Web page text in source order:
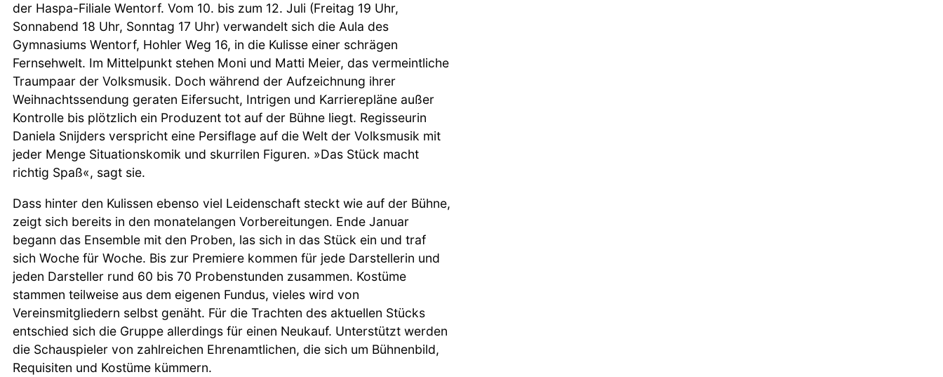
der Haspa-Filiale Wentorf. Vom 10. bis zum 12. Juli (Freitag 19 Uhr,
Sonnabend 18 Uhr, Sonntag 17 Uhr) verwandelt sich die Aula des
Gymnasiums Wentorf, Hohler Weg 16, in die Kulisse einer schrägen
Fernsehwelt. Im Mittelpunkt stehen Moni und Matti Meier, das vermeintliche
Traumpaar der Volksmusik. Doch während der Aufzeichnung ihrer
Weihnachtssendung geraten Eifersucht, Intrigen und Karrierepläne außer
Kontrolle bis plötzlich ein Produzent tot auf der Bühne liegt. Regisseurin
Daniela Snijders verspricht eine Persiflage auf die Welt der Volksmusik mit
jeder Menge Situationskomik und skurrilen Figuren. »Das Stück macht
richtig Spaß«, sagt sie.
Dass hinter den Kulissen ebenso viel Leidenschaft steckt wie auf der Bühne,
zeigt sich bereits in den monatelangen Vorbereitungen. Ende Januar
begann das Ensemble mit den Proben, las sich in das Stück ein und traf
sich Woche für Woche. Bis zur Premiere kommen für jede Darstellerin und
jeden Darsteller rund 60 bis 70 Probenstunden zusammen. Kostüme
stammen teilweise aus dem eigenen Fundus, vieles wird von
Vereinsmitgliedern selbst genäht. Für die Trachten des aktuellen Stücks
entschied sich die Gruppe allerdings für einen Neukauf. Unterstützt werden
die Schauspieler von zahlreichen Ehrenamtlichen, die sich um Bühnenbild,
Requisiten und Kostüme kümmern.